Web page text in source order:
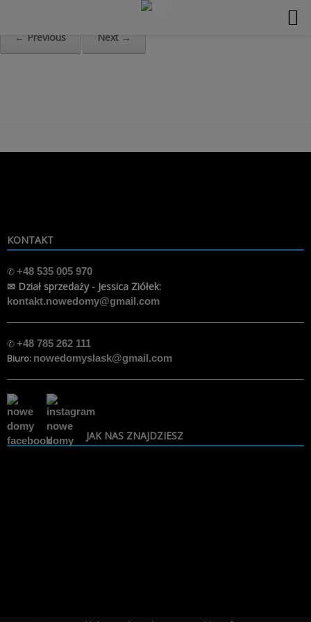
to
← Previous Next →
KONTAKT
✆+48 535 005 970
✉ Dział sprzedaży - Jessica Ziółek:
kontakt.nowedomy@gmail.com
✆+48 785 262 111
Biuro: nowedomyslask@gmail.com
JAK NAS ZNAJDZIESZ